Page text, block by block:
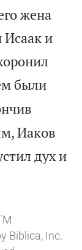
жена
Исаак и
были
Иаков
дух и
Biblica, Inc.